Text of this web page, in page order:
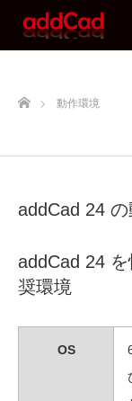
ホーム動作環境
addCad 24
addCad 24
奨環境
OS